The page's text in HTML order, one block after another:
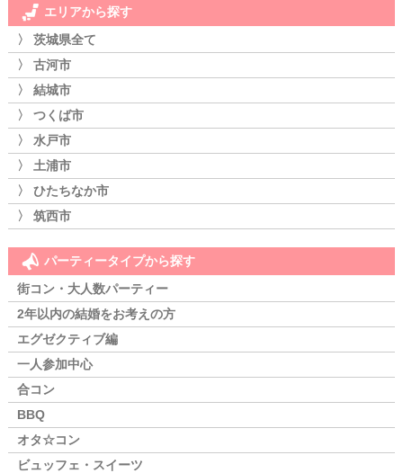
エリアから探す
〉 茨城県全て
〉 古河市
〉 結城市
〉 つくば市
〉 水戸市
〉 土浦市
〉 ひたちなか市
〉 筑西市
パーティータイプから探す
街コン・大人数パーティー
2年以内の結婚をお考えの方
エグゼクティブ編
一人参加中心
合コン
BBQ
オタ☆コン
ビュッフェ・スイーツ